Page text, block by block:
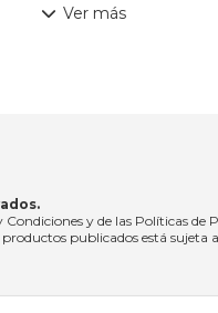
Ver más
y de las Políticas de
publicados está sujeta